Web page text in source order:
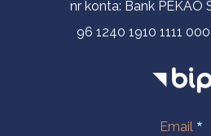
nr konta: Bank PEKAO
96 1240 1910 1111
Email